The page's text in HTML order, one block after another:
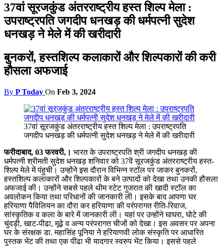
37वां सूरजकुंड अंतरराष्ट्रीय हस्त शिल्प मेला :
उपराष्ट्रपति जगदीप धनखड़ की धर्मपत्नी सुदेश
धनखड़ ने मेले में की खरीदारी
बुनकरों, हस्तशिल्प कलाकारों और शिल्पकारों की करी
हौसला अफजाई
By P Today On Feb 3, 2024
37वां सूरजकुंड अंतरराष्ट्रीय हस्त शिल्प मेला : उपराष्ट्रपति
जगदीप धनखड़ की धर्मपत्नी सुदेश धनखड़ ने मेले में की खरीदारी
फरीदाबाद, 03 फरवरी, । भारत के उपराष्ट्रपति श्री जगदीप धनखड़ की
धर्मपत्नी श्रीमती सुदेश धनखड़ शनिवार को 37वें सूरजकुंड अंतरराष्ट्रीय हस्त-
शिल्प मेले में पंहुची। उन्होंने इस दौरान विभिन्न स्टॉल पर जाकर बुनकरों,
हस्तशिल्प कलाकारों और शिल्पकारों के बने उत्पादों को देखा तथा उनकी हौसला
अफजाई की। उन्होंने सबसे पहले थीम स्टेट गुजरात की खादी स्टॉल का
अवलोकन किया तथा परिधानों की जानकारी ली। इसके बाद आपणा घर
हरियाणा पैविलियन का दौरा कर हरियाणा की परंपरागत रीति-रिवाज,
सांस्कृतिक व कला के बारे में जानकारी ली। यहां पर उन्होंने घाघरा, घोटे की
चुंदड़ी, खाट-पीढा, मूढ़े व अन्य परंपरागत चीजों को देखा। इस अवसर पर अपना
घर के संरक्षक डा. महासिंह पूनिया ने हरियाणवी लोक संस्कृति पर आधारित
पुस्तक भेंट की तथा एक पींढा भी यादगार स्वरुप भेंट किया। इससे पहले